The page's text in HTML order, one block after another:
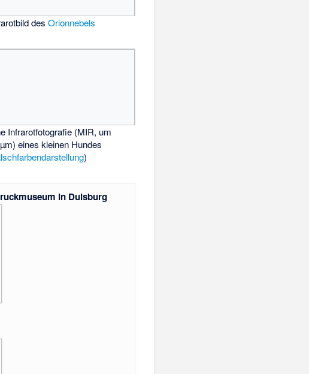
desOrionnebels
Infrarotfotografie (MIR, um
eines kleinen Hundes
)
in Duisburg